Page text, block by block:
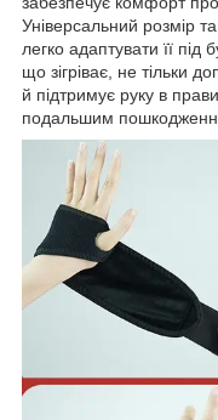
Універсальний розмір
легко адаптувати її під
що зігріває, не тільки
й підтримує руку в
подальшим